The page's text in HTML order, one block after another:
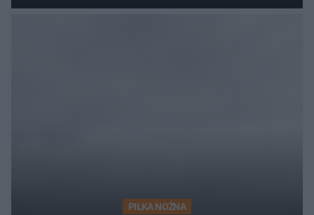
losach meczu?
PIŁKA NOŻNA